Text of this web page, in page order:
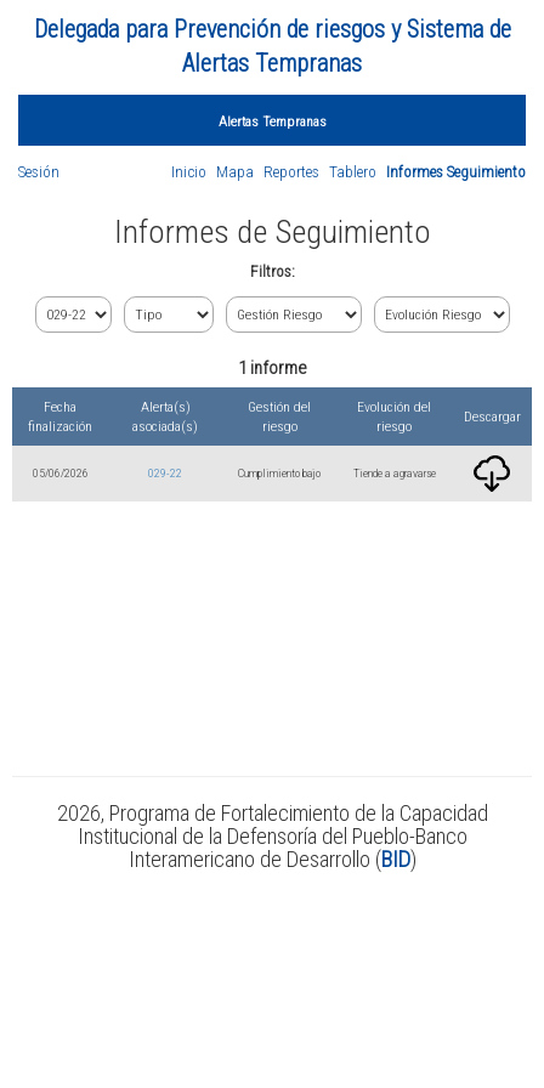
Delegada para Prevención de riesgos y Sistema de
Alertas Tempranas
Alertas Tempranas
Inicio Mapa Reportes Tablero Informes Seguimiento
Sesión
Informes de Seguimiento
Filtros:
1 informe
Fecha
finalización
Alerta(s)
asociada(s)
Gestión del
riesgo
Evolución del
riesgo
Descargar
05/06/2026 029-22 Cumplimiento bajo Tiende a agravarse
2026, Programa de Fortalecimiento de la Capacidad
Institucional de la Defensoría del Pueblo-Banco
Interamericano de Desarrollo (BID)